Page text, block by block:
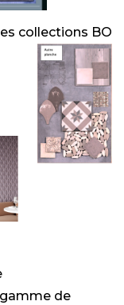
collections BO
de